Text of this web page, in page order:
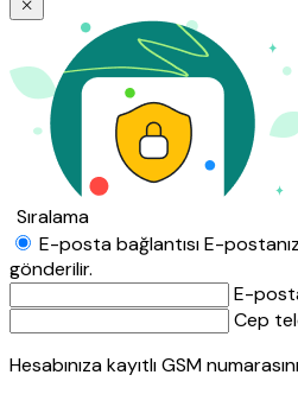
E-posta bağlantısıE-
gönderilir.
E-
Cep
Hesabınıza kayıtlı GSM
Sıralama